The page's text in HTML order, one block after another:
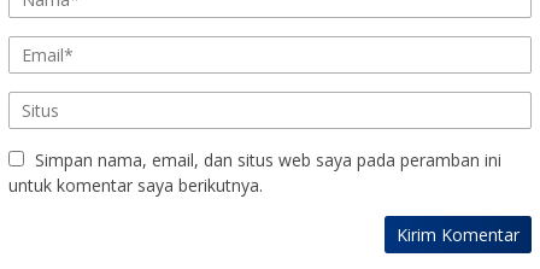
Simpan nama, email, dan situs web saya pada peramban ini
untuk komentar saya berikutnya.